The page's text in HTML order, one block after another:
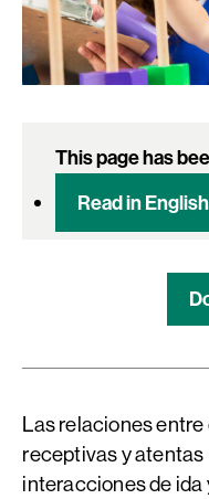
This page has
Read in
Las relaciones entre
receptivas y
interacciones de